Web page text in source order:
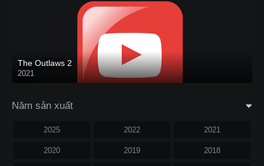
The Outlaws 2
2021
Năm sản xuất
2025 2022 2021
2020 2019 2018